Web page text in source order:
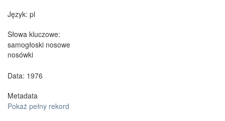
Język: pl
Słowa kluczowe:
samogłoski nosowe
nosówki
Data: 1976
Metadata
Pokaż pełny rekord